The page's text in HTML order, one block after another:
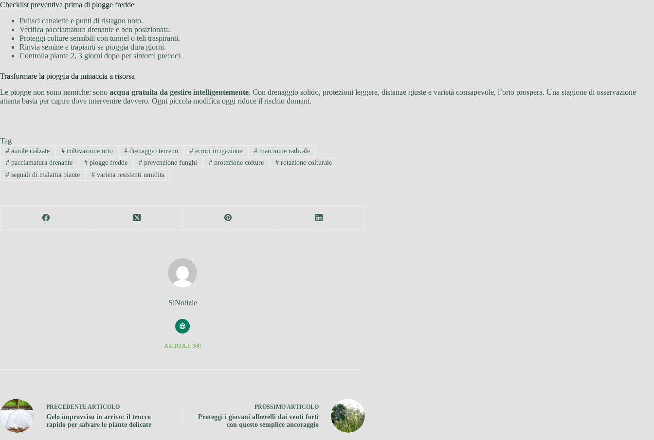
Checklist preventiva prima di piogge fredde
Pulisci canalette e punti di ristagno noto.
Verifica pacciamatura drenante e ben posizionata.
Proteggi colture sensibili con tunnel o teli traspiranti.
Rinvia semine e trapianti se pioggia dura giorni.
Controlla piante 2, 3 giorni dopo per sintomi precoci.
Trasformare la pioggia da minaccia a risorsa
Le piogge non sono nemiche: sono acqua gratuita da gestire intelligentemente. Con drenaggio solido, protezioni leggere, distanze giuste e varietà consapevole, l’orto prospera. Una stagione di osservazione
attenta basta per capire dove intervenire davvero. Ogni piccola modifica oggi riduce il rischio domani.
Tag
#aiuole rialzate #coltivazione orto # drenaggio terreno # errori irrigazione # marciume radicale
#pacciamatura drenante #piogge fredde # prevenzione funghi # protezione colture # rotazione colturale
#segnali di malattia piante #varieta resistenti umidita
SiNotizie
ARTICOLI: 308
PRECEDENTEARTICOLO
Gelo improvviso in arrivo: il trucco
rapido per salvare le piante delicate
PROSSIMOARTICOLO
Proteggi i giovani alberelli dai venti forti
con questo semplice ancoraggio